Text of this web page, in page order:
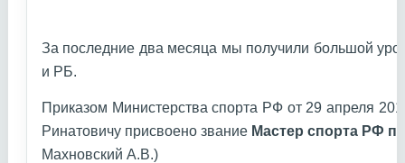
За последние два месяца мы получили большой
и РБ.
Приказом Министерства спорта РФ от 29 апреля
Ринатовичу присвоено звание Мастер спорта РФ
Махновский А.В.)